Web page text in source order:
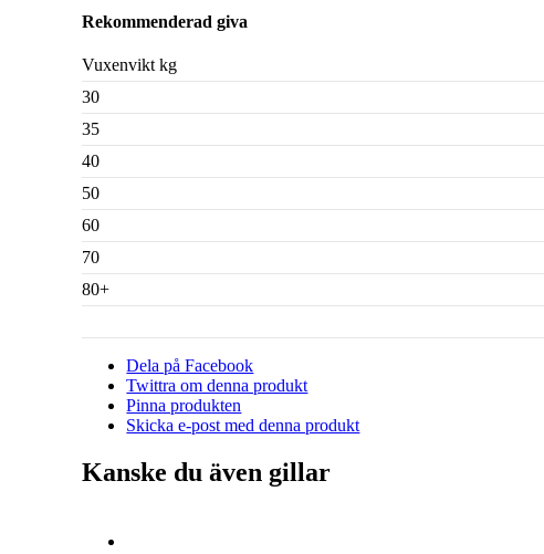
Rekommenderad giva
Vuxenvikt kg
30
35
40
50
60
70
80+
Dela på Facebook
Twittra om denna produkt
Pinna produkten
Skicka e-post med denna produkt
Kanske du även gillar